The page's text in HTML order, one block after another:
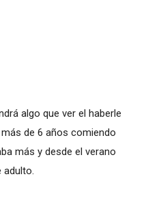
algo que ver el haberle
de 6 años comiendo
más y desde el verano
adulto.